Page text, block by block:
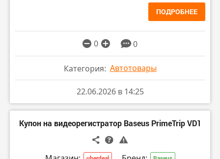
ПОДРОБНЕЕ
0 0
Категория: Автотовары
22.06.2026 в 14:25
Купон на видеорегистратор Baseus PrimeTrip VD1